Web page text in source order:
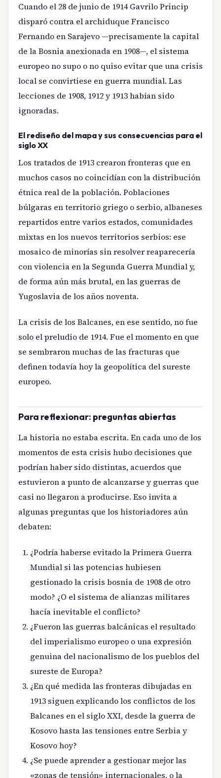
Cuando el 28 de junio de 1914 Gavrilo Princip
disparó contra el archiduque Francisco
Fernando en Sarajevo —precisamente la capital
de la Bosnia anexionada en 1908—, el sistema
europeo no supo o no quiso evitar que una crisis
local se convirtiese en guerra mundial. Las
lecciones de 1908, 1912 y 1913 habían sido
ignoradas.
El rediseño del mapa y sus consecuencias para el
siglo XX
Los tratados de 1913 crearon fronteras que en
muchos casos no coincidían con la distribución
étnica real de la población. Poblaciones
búlgaras en territorio griego o serbio, albaneses
repartidos entre varios estados, comunidades
mixtas en los nuevos territorios serbios: ese
mosaico de minorías sin resolver reaparecería
con violencia en la Segunda Guerra Mundial y,
de forma aún más brutal, en las guerras de
Yugoslavia de los años noventa.
La crisis de los Balcanes, en ese sentido, no fue
solo el preludio de 1914. Fue el momento en que
se sembraron muchas de las fracturas que
definen todavía hoy la geopolítica del sureste
europeo.
Para reflexionar: preguntas abiertas
La historia no estaba escrita. En cada uno de los
momentos de esta crisis hubo decisiones que
podrían haber sido distintas, acuerdos que
estuvieron a punto de alcanzarse y guerras que
casi no llegaron a producirse. Eso invita a
algunas preguntas que los historiadores aún
debaten:
¿Podría haberse evitado la Primera Guerra
Mundial si las potencias hubiesen
gestionado la crisis bosnia de 1908 de otro
modo? ¿O el sistema de alianzas militares
hacía inevitable el conflicto?
¿Fueron las guerras balcánicas el resultado
del imperialismo europeo o una expresión
genuina del nacionalismo de los pueblos del
sureste de Europa?
¿En qué medida las fronteras dibujadas en
1913 siguen explicando los conflictos de los
Balcanes en el siglo XXI, desde la guerra de
Kosovo hasta las tensiones entre Serbia y
Kosovo hoy?
¿Se puede aprender a gestionar mejor las
«zonas de tensión» internacionales, o la